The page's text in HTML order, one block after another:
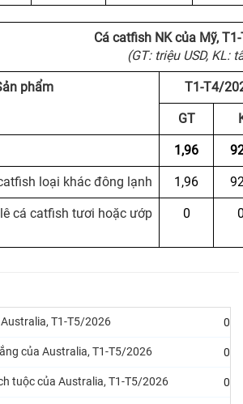
Cá catfish NK của Mỹ,
(GT: triệu USD, KL:
phẩm T1-T4/
GT
1,96
loại khác đông lạnh 1,96
cá catfish tươi hoặc ướp
0
T1-T5/2026 07/
của Australia, T1-T5/2026 07/
tuộc của Australia, T1-T5/2026 07/